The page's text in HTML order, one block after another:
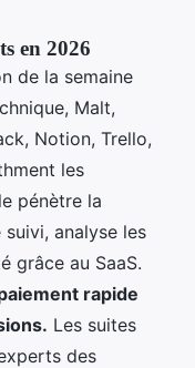
en 2026
de la semaine
Malt,
Notion, Trello,
les
pénètre la
analyse les
grâce au SaaS.
rapide
Les suites
des